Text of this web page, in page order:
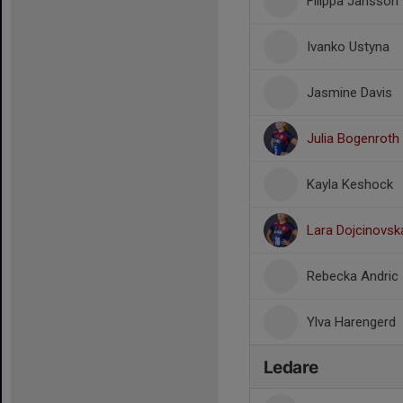
Ivanko Ustyna
Jasmine Davis
Julia Bogenroth
Kayla Keshock
Lara
Rebecka Andric
Ylva Harengerd
Ledare